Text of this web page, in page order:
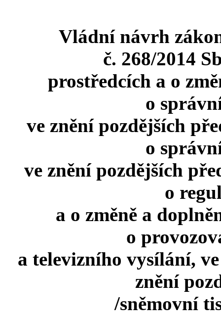
Vládní návrh
č. 268/2014
prostředcích a o
o
ve znění pozdějších
o
ve znění pozdějších
o
a o změně a
o
a televizního vysílání,
znění
/sněmovní